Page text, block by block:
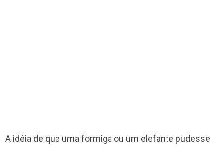
A idéia de que uma formiga ou um elefante pudesse